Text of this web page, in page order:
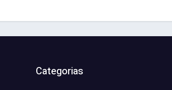
Categorias